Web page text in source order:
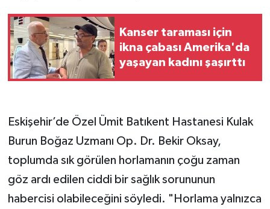
Kanser taraması için
ikna çabası Amerika'da
yaşayan kadını şaşırttı
Eskişehir’de Özel Ümit Batıkent Hastanesi Kulak
Burun Boğaz Uzmanı Op. Dr. Bekir Oksay,
toplumda sık görülen horlamanın çoğu zaman
göz ardı edilen ciddi bir sağlık sorununun
habercisi olabileceğini söyledi. "Horlama yalnızca